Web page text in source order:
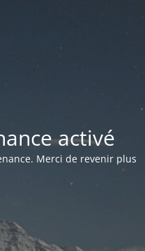
activé
Merci de revenir plus